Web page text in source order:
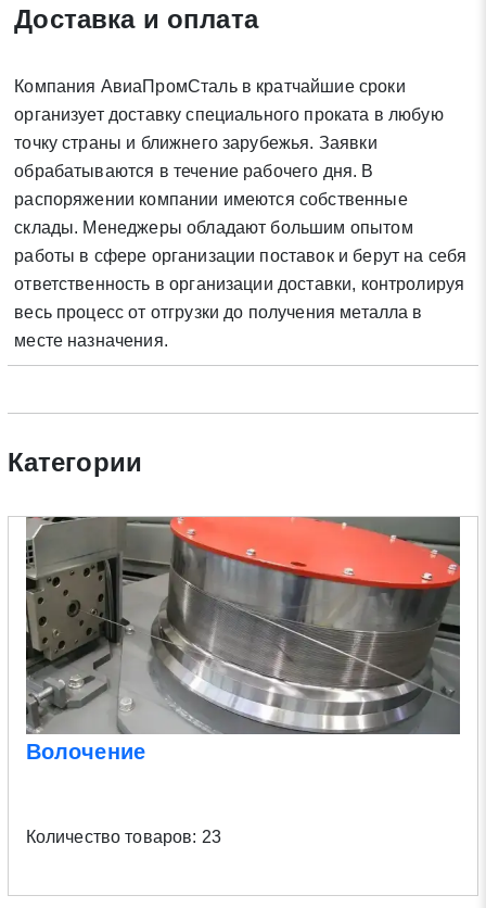
Доставка и оплата
Компания АвиаПромСталь в кратчайшие сроки
организует доставку специального проката в любую
точку страны и ближнего зарубежья. Заявки
обрабатываются в течение рабочего дня. В
распоряжении компании имеются собственные
склады. Менеджеры обладают большим опытом
работы в сфере организации поставок и берут на себя
ответственность в организации доставки, контролируя
весь процесс от отгрузки до получения металла в
месте назначения.
Категории
Волочение
Количество товаров: 23
Нажимая на кнопку «Отправить заявку» Вы даете согласие
на обработку своих персональных данных в соответствии со
статьей 9 Федерального закона от 27 июля 2006 г. N 152-ФЗ
«О персональных данных», а также соглашаетесь на
информационную рассылку по средством e-mail или СМС